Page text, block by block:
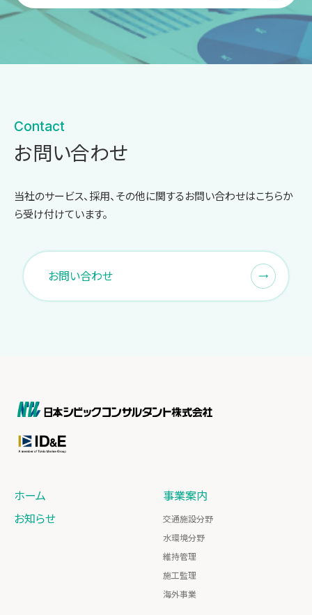
Contact
お問い合わせ
当社のサービス、採用、その他に関するお問い合わせはこちらか
ら受け付けています。
お問い合わせ
ホーム
お知らせ
事業案内
交通施設分野
水環境分野
維持管理
施工監理
海外事業